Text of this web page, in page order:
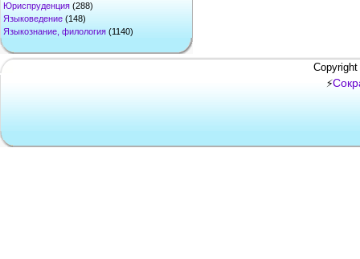
Юриспруденция (288)
Языковедение (148)
Языкознание, филология (1140)
⚡